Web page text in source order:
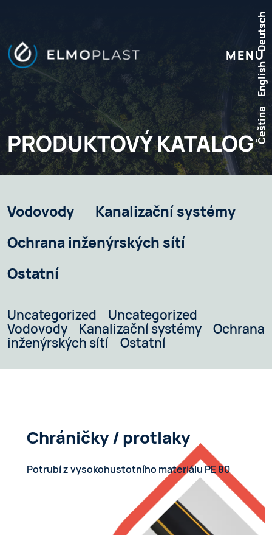
MENU
PRODUKTOVÝ KATALOGČeština
English
Deutsch
Vodovody
Kanalizační systémy
Ochrana inženýrských sítí
Ostatní
Uncategorized
Uncategorized
Vodovody
Kanalizační systémy
Ochrana
inženýrských sítí
Ostatní
Chráničky / protlaky
Potrubí z vysokohustotního materiálu PE 80